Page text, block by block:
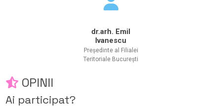
dr.arh. Emil
Ivanescu
Președinte al Filialei
Teritoriale București
OPINII
Ai participat?